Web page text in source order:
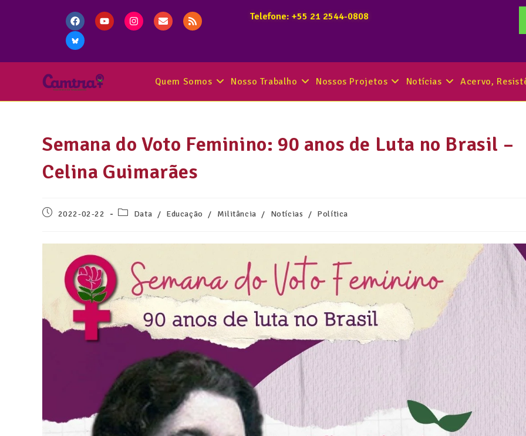
Telefone: +55 21 2544-0808
Quem Somos Nosso Trabalho Nossos Projetos Notícias Acervo,
Semana do Voto Feminino: 90 anos de Luta no Brasil –
Celina Guimarães
2022-02-22 Data / Educação / Militância / Notícias / Política